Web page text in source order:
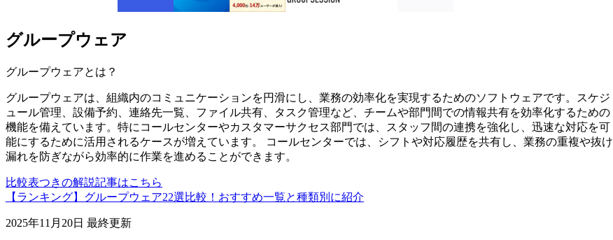
グループウェア
グループウェアとは？
グループウェアは、組織内のコミュニケーションを円滑にし、業務の効率化を実現するためのソフトウェアです。スケジ
ュール管理、設備予約、連絡先一覧、ファイル共有、タスク管理など、チームや部門間での情報共有を効率化するための
機能を備えています。特にコールセンターやカスタマーサクセス部門では、スタッフ間の連携を強化し、迅速な対応を可
能にするために活用されるケースが増えています。 コールセンターでは、シフトや対応履歴を共有し、業務の重複や抜け
漏れを防ぎながら効率的に作業を進めることができます。
比較表つきの解説記事はこちら
【ランキング】グループウェア22選比較！おすすめ一覧と種類別に紹介
2025年11月20日 最終更新